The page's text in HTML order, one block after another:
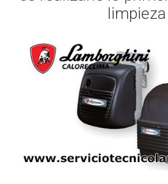
limpieza